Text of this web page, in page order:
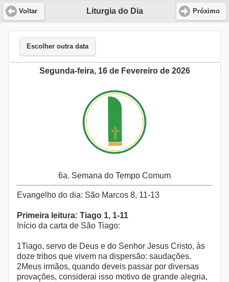
Liturgia do Dia
Voltar Próximo
Escolher outra data
Segunda-feira, 16 de Fevereiro de 2026
6a. Semana do Tempo Comum
Evangelho do dia: São Marcos 8, 11-13
Primeira leitura: Tiago 1, 1-11
Início da carta de São Tiago:
1Tiago, servo de Deus e do Senhor Jesus Cristo, às
doze tribos que vivem na dispersão: saudações.
2Meus irmãos, quando deveis passar por diversas
provações, considerai isso motivo de grande alegria,